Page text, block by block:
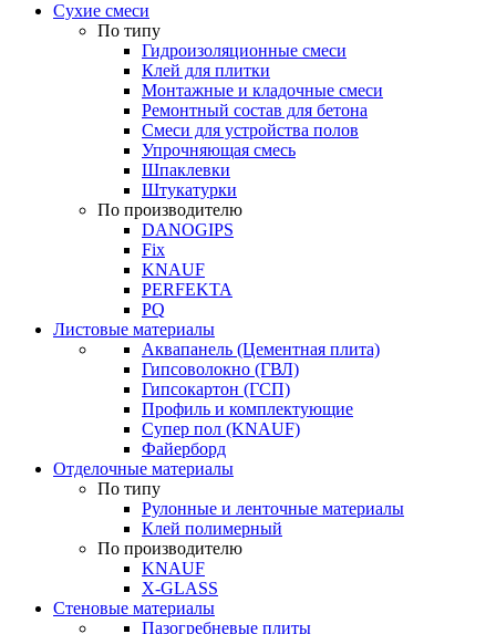
Сухие смеси
По типу
Гидроизоляционные смеси
Клей для плитки
Монтажные и кладочные смеси
Ремонтный состав для бетона
Смеси для устройства полов
Упрочняющая смесь
Шпаклевки
Штукатурки
По производителю
DANOGIPS
Fix
KNAUF
PERFEKTA
PQ
Листовые материалы
Аквапанель (Цементная плита)
Гипсоволокно (ГВЛ)
Гипсокартон (ГСП)
Профиль и комплектующие
Супер пол (KNAUF)
Файерборд
Отделочные материалы
По типу
Рулонные и ленточные материалы
Клей полимерный
По производителю
KNAUF
X-GLASS
Стеновые материалы
Пазогребневые плиты